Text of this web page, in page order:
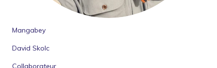
Mangabey
David Skolc